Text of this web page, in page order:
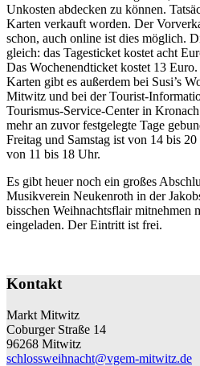
Unkosten abdecken zu können.
Karten verkauft worden. Der
schon, auch online ist dies möglich.
gleich: das Tagesticket kostet acht
Das Wochenendticket kostet 13
Karten gibt es außerdem bei Susi’s
Mitwitz und bei der Tourist-
Tourismus-Service-Center in
mehr an zuvor festgelegte Tage
Freitag und Samstag ist von 14 bis
von 11 bis 18 Uhr.
Es gibt heuer noch ein großes
Musikverein Neukenroth in der
bisschen Weihnachtsflair mitnehmen
eingeladen. Der Eintritt ist frei.
Kontakt
Markt Mitwitz
Coburger Straße 14
96268 Mitwitz
schlossweihnacht@vgem-mitwitz.de